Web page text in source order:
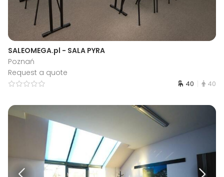
SALEOMEGA.pl - SALA PYRA
Poznań
Request a quote
40 40